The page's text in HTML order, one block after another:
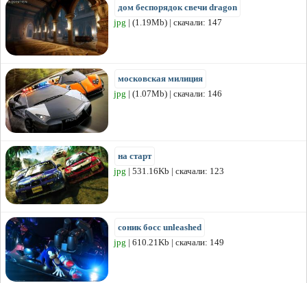
дом беспорядок свечи dragon
jpg | (1.19Mb) | скачали: 147
московская милиция
jpg | (1.07Mb) | скачали: 146
на старт
jpg | 531.16Kb | скачали: 123
соник босс unleashed
jpg | 610.21Kb | скачали: 149